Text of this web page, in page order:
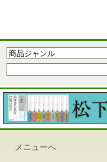
メニューへ